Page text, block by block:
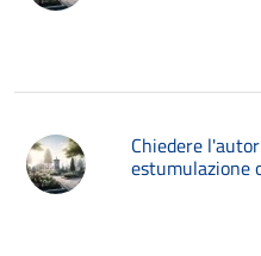
Chiedere
estumulazione